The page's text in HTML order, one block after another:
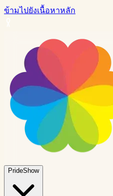
ข้ามไปยังเนื้อหาหลัก
PrideShow